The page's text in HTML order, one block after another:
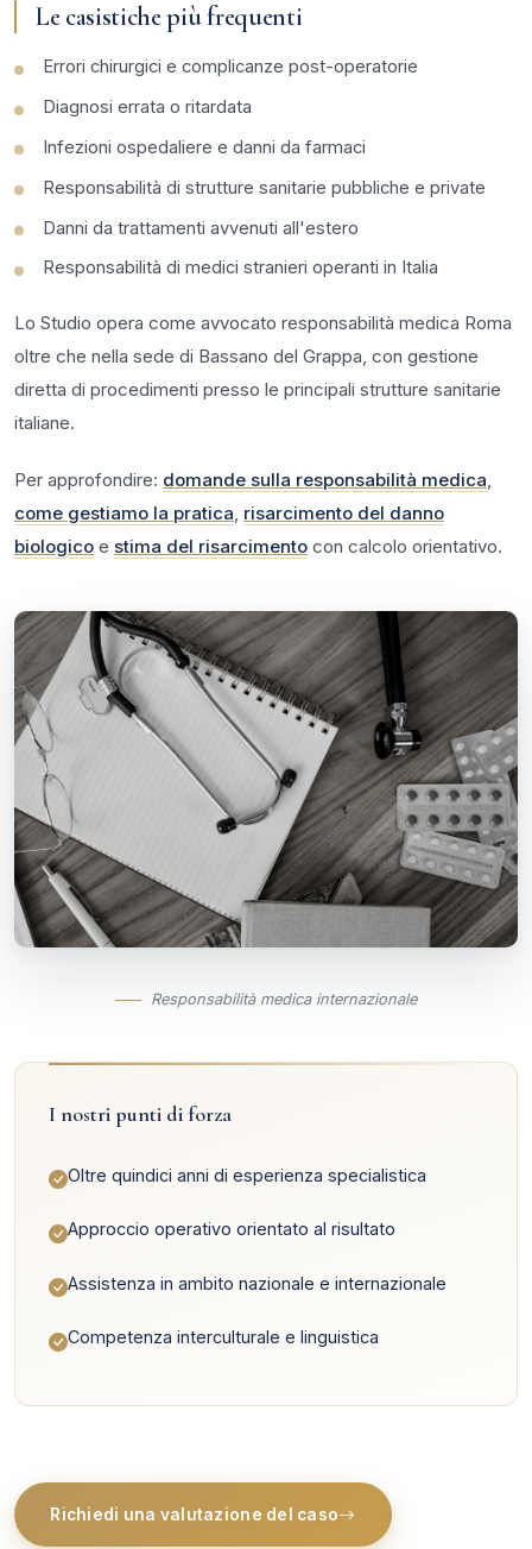
Le casistiche più frequenti
Errori chirurgici e complicanze post-operatorie
Diagnosi errata o ritardata
Infezioni ospedaliere e danni da farmaci
Responsabilità di strutture sanitarie pubbliche e private
Danni da trattamenti avvenuti all'estero
Responsabilità di medici stranieri operanti in Italia
Lo Studio opera come avvocato responsabilità medica Roma
oltre che nella sede di Bassano del Grappa, con gestione
diretta di procedimenti presso le principali strutture sanitarie
italiane.
Per approfondire: domande sulla responsabilità medica,
come gestiamo la pratica, risarcimento del danno
biologico e stima del risarcimento con calcolo orientativo.
Responsabilità medica internazionale
I nostri punti di forza
Oltre quindici anni di esperienza specialistica
Approccio operativo orientato al risultato
Assistenza in ambito nazionale e internazionale
Competenza interculturale e linguistica
Richiedi una valutazione del caso